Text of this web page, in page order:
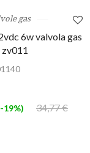
gas
6w valvola gas
34,77 €
19%)